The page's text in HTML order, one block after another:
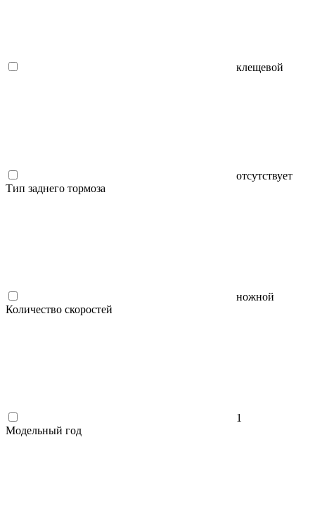
клещевой
отсутствует
Тип заднего тормоза
ножной
Количество скоростей
1
Модельный год